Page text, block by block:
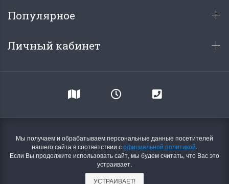
Популярное
Личный кабинет
Мы получаем и обрабатываем персональные данные посетителей
нашего сайта в соответствии софициальной политикой.
Если Вы продолжите использовать сайт, мы будем считать, что Вас это
устраивает.
УСТРАИВАЕТ!